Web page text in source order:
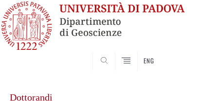
ENG
contenuto
Dottorandi